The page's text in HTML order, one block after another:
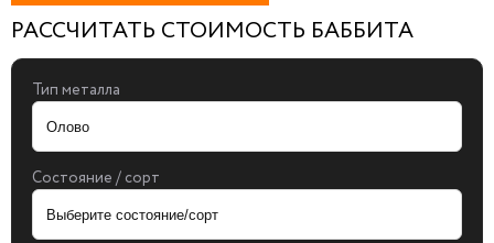
РАССЧИТАТЬ СТОИМОСТЬ БАББИТА
Тип металла
Состояние / сорт